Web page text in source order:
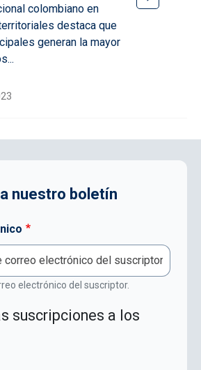
colombiano en
destaca que
generan la mayor
nuestro boletín
electrónico del suscriptor.
suscripciones a los